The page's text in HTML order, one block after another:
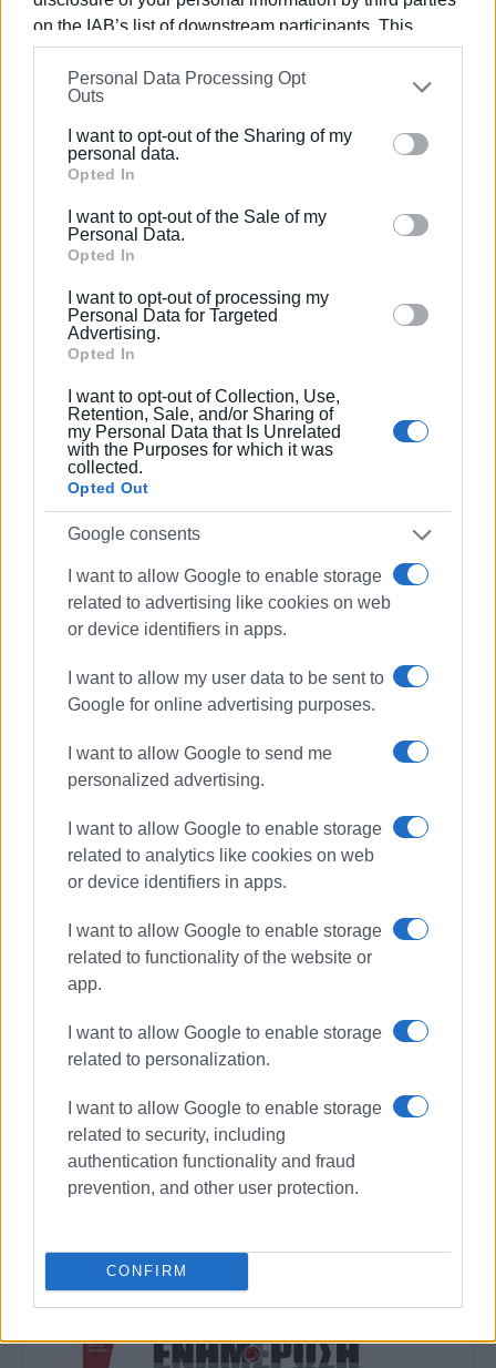
on the IAB’s list of downstream participants. This
information may also be disclosed by us to third parties
on theIAB’s List of Downstream Participants
that may
further disclose it to other third parties.
Please note that this website/app uses one or more
Google services and may gather and store information
behaviour. You may click to grant or deny consent to
Google and its third-party tags to use your data for
section.
Personal Data Processing Opt
Outs
I want to opt-out of the Sharing of my
personal data.
Opted In
I want to opt-out of the Sale of my
Personal Data.
Opted In
I want to opt-out of processing my
Personal Data for Targeted
Advertising.
Opted In
I want to opt-out of Collection, Use,
Retention, Sale, and/or Sharing of
my Personal Data that Is Unrelated
with the Purposes for which it was
collected.
Opted Out
Google consents
I want to allow Google to enable storage
related to advertising like cookies on web
or device identifiers in apps.
I want to allow my user data to be sent to
Google for online advertising purposes.
I want to allow Google to send me
personalized advertising.
I want to allow Google to enable storage
related to analytics like cookies on web
or device identifiers in apps.
I want to allow Google to enable storage
related to functionality of the website or
app.
I want to allow Google to enable storage
related to personalization.
I want to allow Google to enable storage
related to security, including
authentication functionality and fraud
prevention, and other user protection.
CONFIRM
επισημαίνοντας πως το θέμα ξεπερνά τα στενά όρια
μιας οικονομικής διαφοράς και αγγίζει τον πυρήνα της
Εμφανίσεις: 178
ΓΙΩΡΓΟΣ ΚΑΤΣΑΪΤΗΣ
Έχει σπουδάσει και εργαστεί ως μηχανικός και
ηλεκτρονικός. Δημοσιογραφεί από τις αρχές της
δεκαετίας του 1980. Έχει συνεργαστεί με σχεδόν
όλες τις αθηναϊκές εφημερίδες. Διετέλεσε
πρόεδρος του Συνδέσμου Ημερησίων
Περιφερειακών Εφημερίδων, τον οποίον
υπηρέτησε και από τη θέση του γενικού
γραμματέα στο δ.σ. επί οκτώ χρόνια. Πιστεύει
πως η ισχυρότερη ιδιότητα του δημοσιογράφου
στην ενημέρωση είναι το ενδιαφέρον του για τα
κοινά και στην επικοινωνία η έντιμη και
ανιδιοτελής διαμεσολάβηση.
Ακολουθήστε το enimerosi στο Facebook
Συνδρομητές στο e-paper